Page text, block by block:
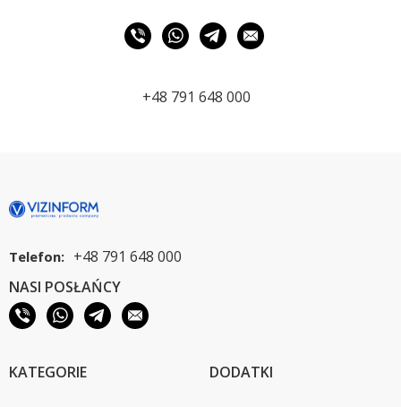
+48 791 648 000
Telefon: +48 791 648 000
NASI POSŁAŃCY
KATEGORIE DODATKI